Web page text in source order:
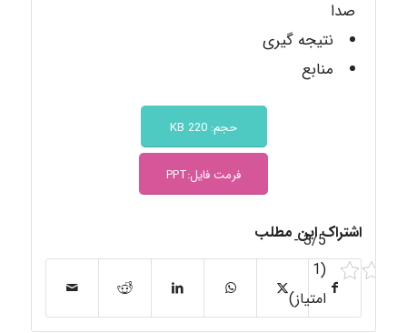
صدا
نتیجه گیری
منابع
حجم: 220 KB
فرمت فایل:PPT
اشتراک این مطلب
3/5 -
(1
امتیاز)